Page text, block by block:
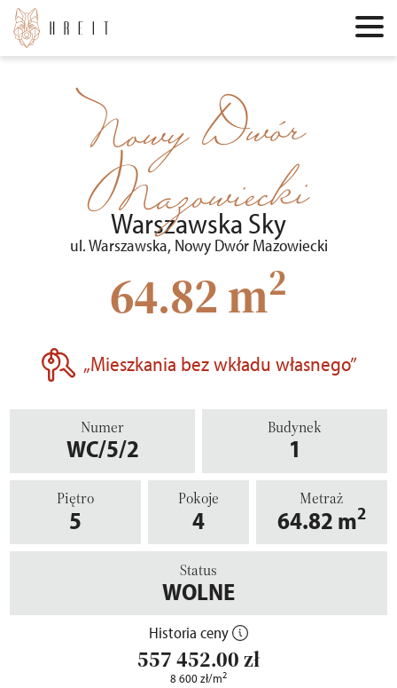
Nowy Dwór
Mazowiecki
Warszawska Sky
ul. Warszawska, Nowy Dwór Mazowiecki
64.82 m2
„Mieszkania bez wkładu własnego”
Numer
WC/5/2
Budynek
1
Piętro
5
Pokoje
4
Metraż
64.82 m2
Status
WOLNE
Historia ceny
557 452.00zł
8 600zł/m2